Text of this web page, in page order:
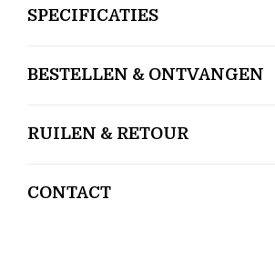
SPECIFICATIES
BESTELLEN & ONTVANGEN
RUILEN & RETOUR
CONTACT